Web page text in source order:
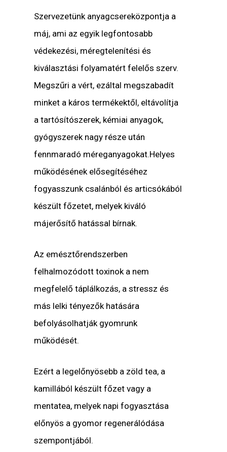
Szervezetünk anyagcsereközpontja a
máj, ami az egyik legfontosabb
védekezési, méregtelenítési és
kiválasztási folyamatért felelős szerv.
Megszűri a vért, ezáltal megszabadít
minket a káros termékektől, eltávolítja
a tartósítószerek, kémiai anyagok,
gyógyszerek nagy része után
fennmaradó méreganyagokat.Helyes
működésének elősegítéséhez
fogyasszunk csalánból és articsókából
készült főzetet, melyek kiváló
májerősítő hatással bírnak.
Az emésztőrendszerben
felhalmozódott toxinok a nem
megfelelő táplálkozás, a stressz és
más lelki tényezők hatására
befolyásolhatják gyomrunk
működését.
Ezért a legelőnyösebb a zöld tea, a
kamillából készült főzet vagy a
mentatea, melyek napi fogyasztása
előnyös a gyomor regenerálódása
szempontjából.